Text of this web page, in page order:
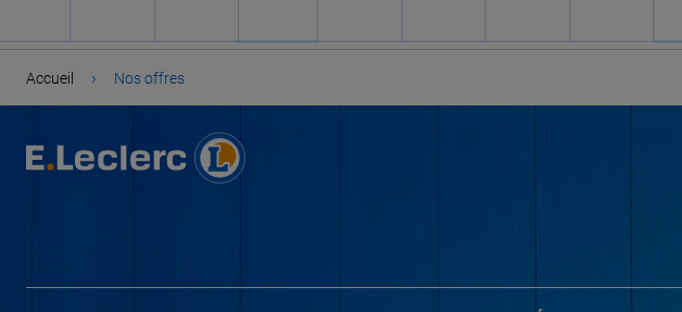
Accueil › Nos offres